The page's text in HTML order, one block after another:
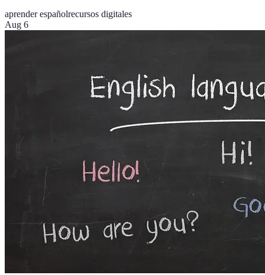
aprender españolrecursos digitales
Aug 6